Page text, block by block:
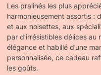
Les pralinés les plus
harmonieusement assortis :
et aux noisettes, aux
par d’irrésistibles délices au
élégance et habillé d’une
personnalisée, ce cadeau
les goûts.